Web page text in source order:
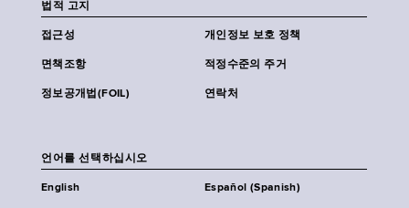
법적 고지
접근성 개인정보 보호 정책
면책조항 적정수준의 주거
정보공개법(FOIL) 연락처
언어를 선택하십시오
English Español (Spanish)